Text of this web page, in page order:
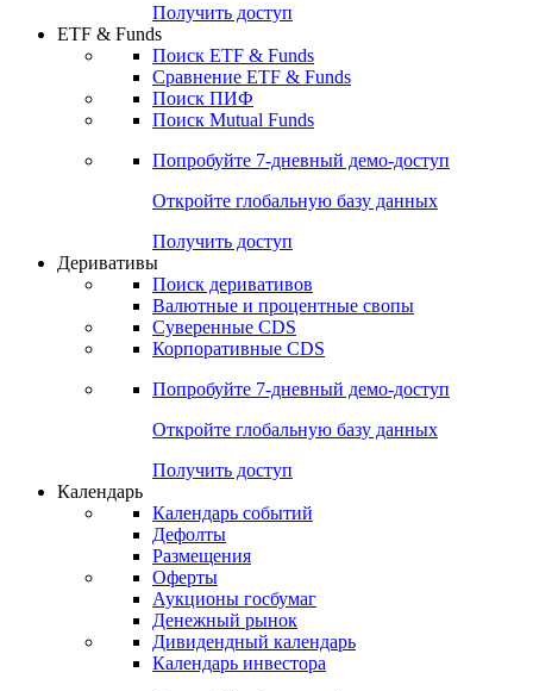
Получить доступ
ETF & Funds
Поиск ETF & Funds
Сравнение ETF & Funds
Поиск ПИФ
Поиск Mutual Funds
Попробуйте 7-дневный демо-доступ
Откройте глобальную базу данных
Получить доступ
Деривативы
Поиск деривативов
Валютные и процентные свопы
Суверенные CDS
Корпоративные CDS
Попробуйте 7-дневный демо-доступ
Откройте глобальную базу данных
Получить доступ
Календарь
Календарь событий
Дефолты
Размещения
Оферты
Аукционы госбумаг
Денежный рынок
Дивидендный календарь
Календарь инвестора